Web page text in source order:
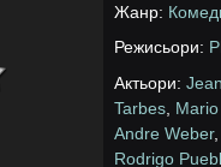
Жанр:
Режисьори:
Актьори:
Tarbes
Andre Weber
Rodrigo